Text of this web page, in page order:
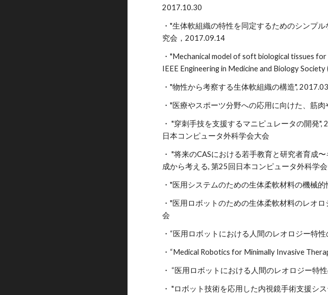
2017.10.30
・"生体軟組織の特性を同定するためのシンプ
究会，2017.09.14
・"Mechanical model of soft biological tissues
IEEE Engineering in Medicine and Biology
・"物性から考察する生体軟組織の構造",
・"医療やスポーツ分野への応用に向けた、筋
・ "穿刺手技を支援するマニピュレータの開発
日本コンピュータ外科学会大会
・ "将来のCASにおける若手教育と研究者育成
成から考える, 第25回日本コンピュータ外科学
・"医用システムのための生体柔軟材料の機械
・"医用ロボットのための生体柔軟材料のレオ
会
・“医用ロボットにおける人間のレオロジー特
・“Medical Robotics for Minimally Invasive
・ “医用ロボットにおける人間のレオロジー特
・ "ロボット技術を応用した内視鏡手術支援シ